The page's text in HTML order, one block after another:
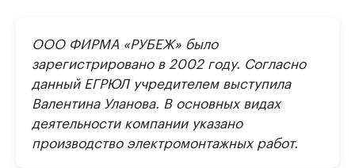
ООО ФИРМА «РУБЕЖ» было
зарегистрировано в 2002 году. Согласно
данный ЕГРЮЛ учредителем выступила
Валентина Уланова. В основных видах
деятельности компании указано
производство электромонтажных работ.